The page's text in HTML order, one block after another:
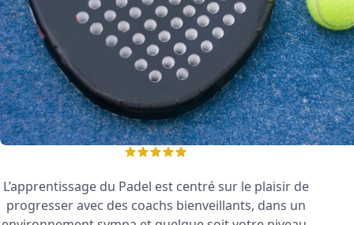
L’apprentissage du Padel est centré sur le plaisir de
progresser avec des coachs bienveillants, dans un